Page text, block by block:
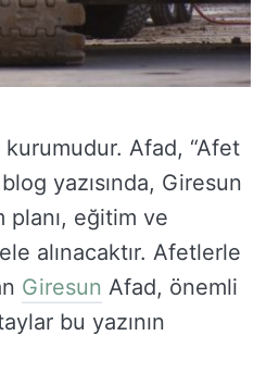
Afad, “Afet
yazısında, Giresun
planı, eğitim ve
alınacaktır. Afetlerle
Giresun Afad, önemli
bu yazının